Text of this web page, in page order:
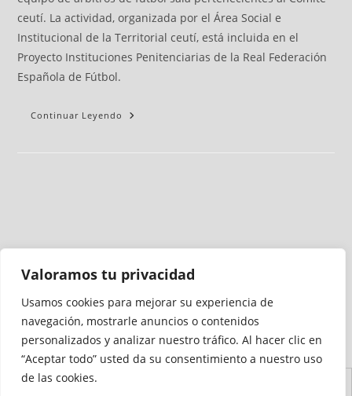
Valoramos tu privacidad
Usamos cookies para mejorar su experiencia de
navegación, mostrarle anuncios o contenidos
personalizados y analizar nuestro tráfico. Al hacer clic en
“Aceptar todo” usted da su consentimiento a nuestro uso
de las cookies.
ceutí. La actividad, organizada por el Área Social e
Institucional de la Territorial ceutí, está incluida en el
Proyecto Instituciones Penitenciarias de la Real Federación
Española de Fútbol.
Continuar Leyendo
Medio auditado por